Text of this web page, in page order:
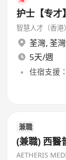
护士【专才
智慧人才（香港）
荃灣, 荃灣
5天/週
住宿支援
兼職
(兼職) 西醫
AETHERIS